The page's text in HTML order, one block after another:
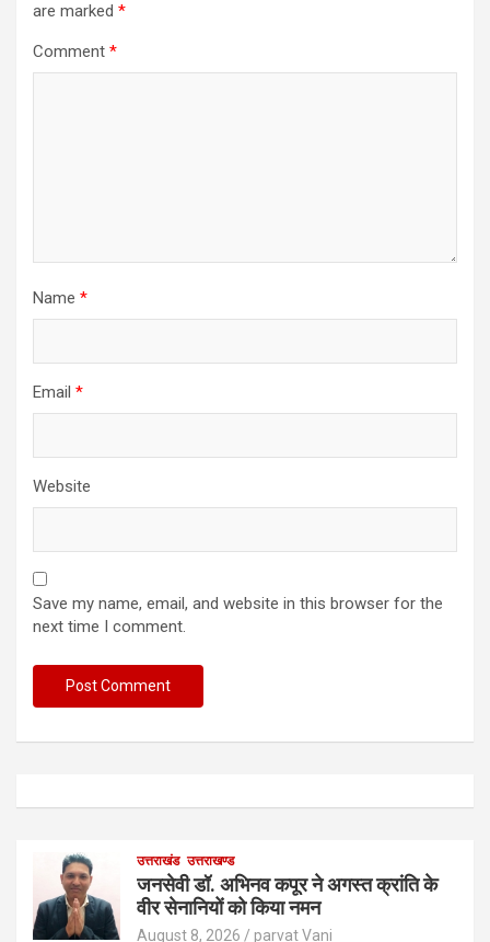
are marked *
Comment *
Name *
Email *
Website
Save my name, email, and website in this browser for the
next time I comment.
उत्तराखंड उत्तराखण्ड
जनसेवी डॉ. अभिनव कपूर ने अगस्त क्रांति के
वीर सेनानियों को किया नमन
August 8, 2026 parvat Vani